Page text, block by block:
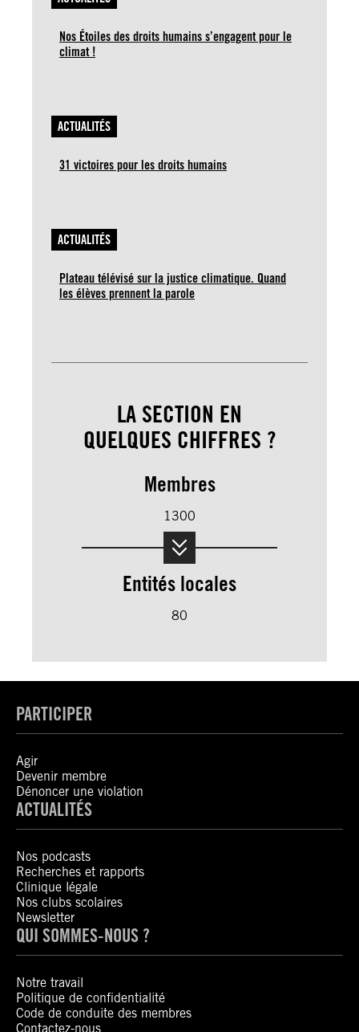
Nos Étoiles des droits humains s’engagent pour le
climat !
ACTUALITÉS
31 victoires pour les droits humains
ACTUALITÉS
Plateau télévisé sur la justice climatique. Quand
les élèves prennent la parole
LA SECTION EN
QUELQUES CHIFFRES ?
Membres
1300
Entités locales
80
PARTICIPER
Agir
Devenir membre
Dénoncer une violation
ACTUALITÉS
Nos podcasts
Recherches et rapports
Clinique légale
Nos clubs scolaires
Newsletter
QUI SOMMES-NOUS ?
Notre travail
Politique de confidentialité
Code de conduite des membres
Contactez-nous